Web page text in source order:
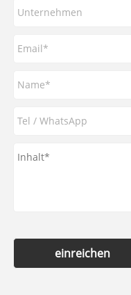
einreichen